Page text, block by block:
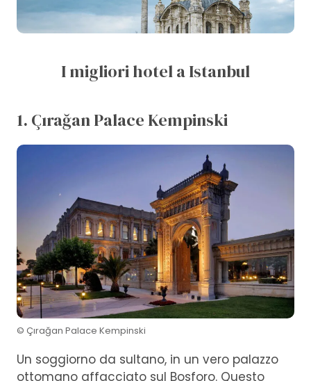
I migliori hotel a Istanbul
1. Çırağan Palace Kempinski
© Çırağan Palace Kempinski
Un soggiorno da sultano, in un vero palazzo
ottomano affacciato sul Bosforo. Questo